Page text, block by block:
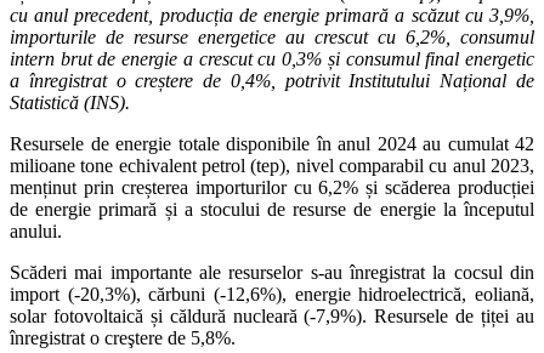
cu anul precedent, producția de energie primară a scăzut cu 3,9%,
importurile de resurse energetice au crescut cu 6,2%, consumul
intern brut de energie a crescut cu 0,3% și consumul final energetic
a înregistrat o creștere de 0,4%, potrivit Institutului Național de
Statistică (INS).
Resursele de energie totale disponibile în anul 2024 au cumulat 42
milioane tone echivalent petrol (tep), nivel comparabil cu anul 2023,
menținut prin creșterea importurilor cu 6,2% și scăderea producției
de energie primară și a stocului de resurse de energie la începutul
anului.
Scăderi mai importante ale resurselor s-au înregistrat la cocsul din
import (-20,3%), cărbuni (-12,6%), energie hidroelectrică, eoliană,
solar fotovoltaică și căldură nucleară (-7,9%). Resursele de țiței au
înregistrat o creştere de 5,8%.